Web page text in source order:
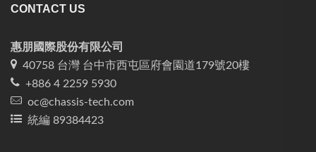
CONTACT US
惠朋國際股份有限公司
40758 台灣 台中市西屯區府會園道179號20樓
+886 4 2259 5930
oc@chassis-tech.com
統編 89384423